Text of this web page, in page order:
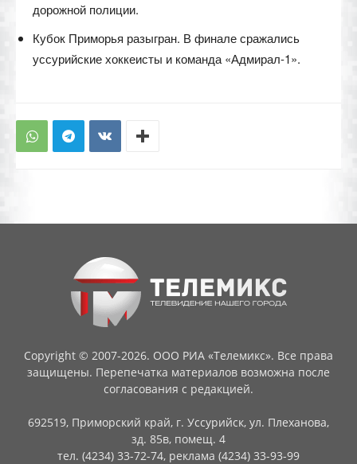
дорожной полиции.
Кубок Приморья разыгран. В финале сражались
уссурийские хоккеисты и команда «Адмирал-1».
Copyright © 2007-2026. ООО РИА «Телемикс». Все права
защищены. Перепечатка материалов возможна после
согласования с редакцией.
692519, Приморский край, г. Уссурийск, ул. Плеханова,
зд. 85в, помещ. 4
тел. (4234) 33-72-74, реклама (4234) 33-93-99